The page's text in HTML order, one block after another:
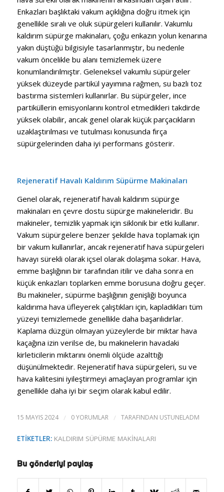
Enkazları başlıktaki vakum açıklığına doğru itmek için
genellikle sıralı ve oluk süpürgeleri kullanılır. Vakumlu
kaldırım süpürge makinaları, çoğu enkazın yolun kenarına
yakın düştüğü bilgisiyle tasarlanmıştır, bu nedenle
vakum öncelikle bu alanı temizlemek üzere
konumlandırılmıştır. Geleneksel vakumlu süpürgeler
yüksek düzeyde partikül yayımına rağmen, su bazlı toz
bastırma sistemleri kullanırlar. Bu süpürgeler, ince
partiküllerin emisyonlarını kontrol etmedikleri takdirde
yüksek olabilir, ancak genel olarak küçük parçacıkların
uzaklaştırılması ve tutulması konusunda fırça
süpürgelerinden daha iyi performans gösterir.
Rejeneratif Havalı Kaldırım Süpürme Makinaları
Genel olarak, rejeneratif havalı kaldırım süpürge
makinaları en çevre dostu süpürge makineleridir. Bu
makineler, temizlik yapmak için siklonik bir etki kullanır.
Vakum süpürgelere benzer şekilde hava toplamak için
bir vakum kullanırlar, ancak rejeneratif hava süpürgeleri
havayı sürekli olarak içsel olarak dolaşıma sokar. Hava,
emme başlığının bir tarafından itilir ve daha sonra en
küçük enkazları toplarken emme borusuna doğru geçer.
Bu makineler, süpürme başlığının genişliği boyunca
kaldırıma hava üfleyerek çalıştıkları için, kapladıkları tüm
yüzeyi temizlemede genellikle daha başarılıdırlar.
Kaplama düzgün olmayan yüzeylerde bir miktar hava
kaçağına izin verilse de, bu makinelerin havadaki
kirleticilerin miktarını önemli ölçüde azalttığı
düşünülmektedir. Rejeneratif hava süpürgeleri, su ve
hava kalitesini iyileştirmeyi amaçlayan programlar için
genellikle daha iyi bir seçim olarak kabul edilir.
15 MAYIS 2024 / 0 YORUMLAR / TARAFINDAN USTUNELADM
ETIKETLER: KALDIRIM SÜPÜRME MAKINALARI
Bu gönderiyi paylaş